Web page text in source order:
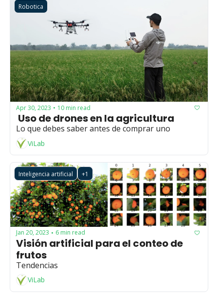
Robotica
Apr 30, 2023 • 10 min read
Uso de drones en la agricultura
Lo que debes saber antes de comprar uno
ViLab
Inteligencia artificial +1
Jan 20, 2023 • 6 min read
Visión artificial para el conteo de
frutos
Tendencias
ViLab